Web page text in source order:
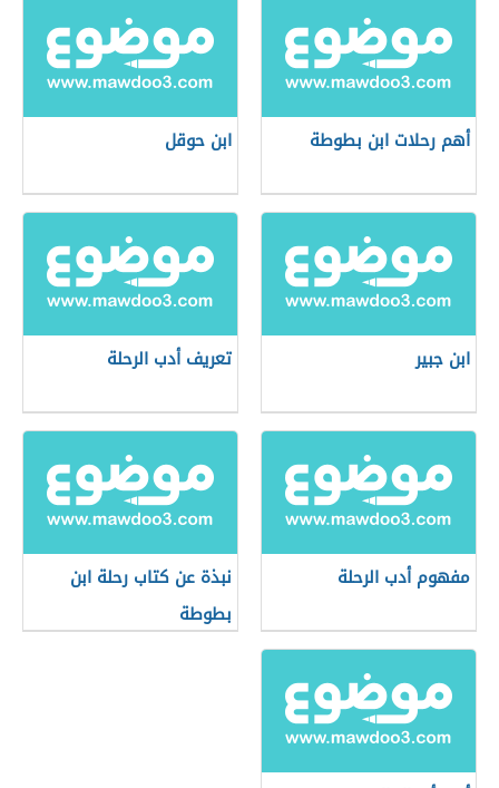
أهم رحلات ابن بطوطة ابن حوقل
ابن جبير تعريف أدب الرحلة
مفهوم أدب الرحلة
نبذة عن كتاب رحلة ابن
بطوطة